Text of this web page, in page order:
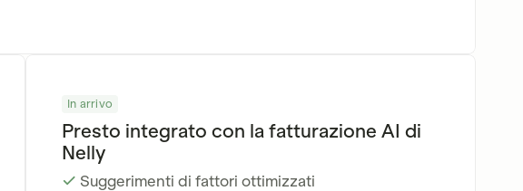
In arrivo
Presto integrato con la fatturazione AI di
Nelly
Suggerimenti di fattori ottimizzati